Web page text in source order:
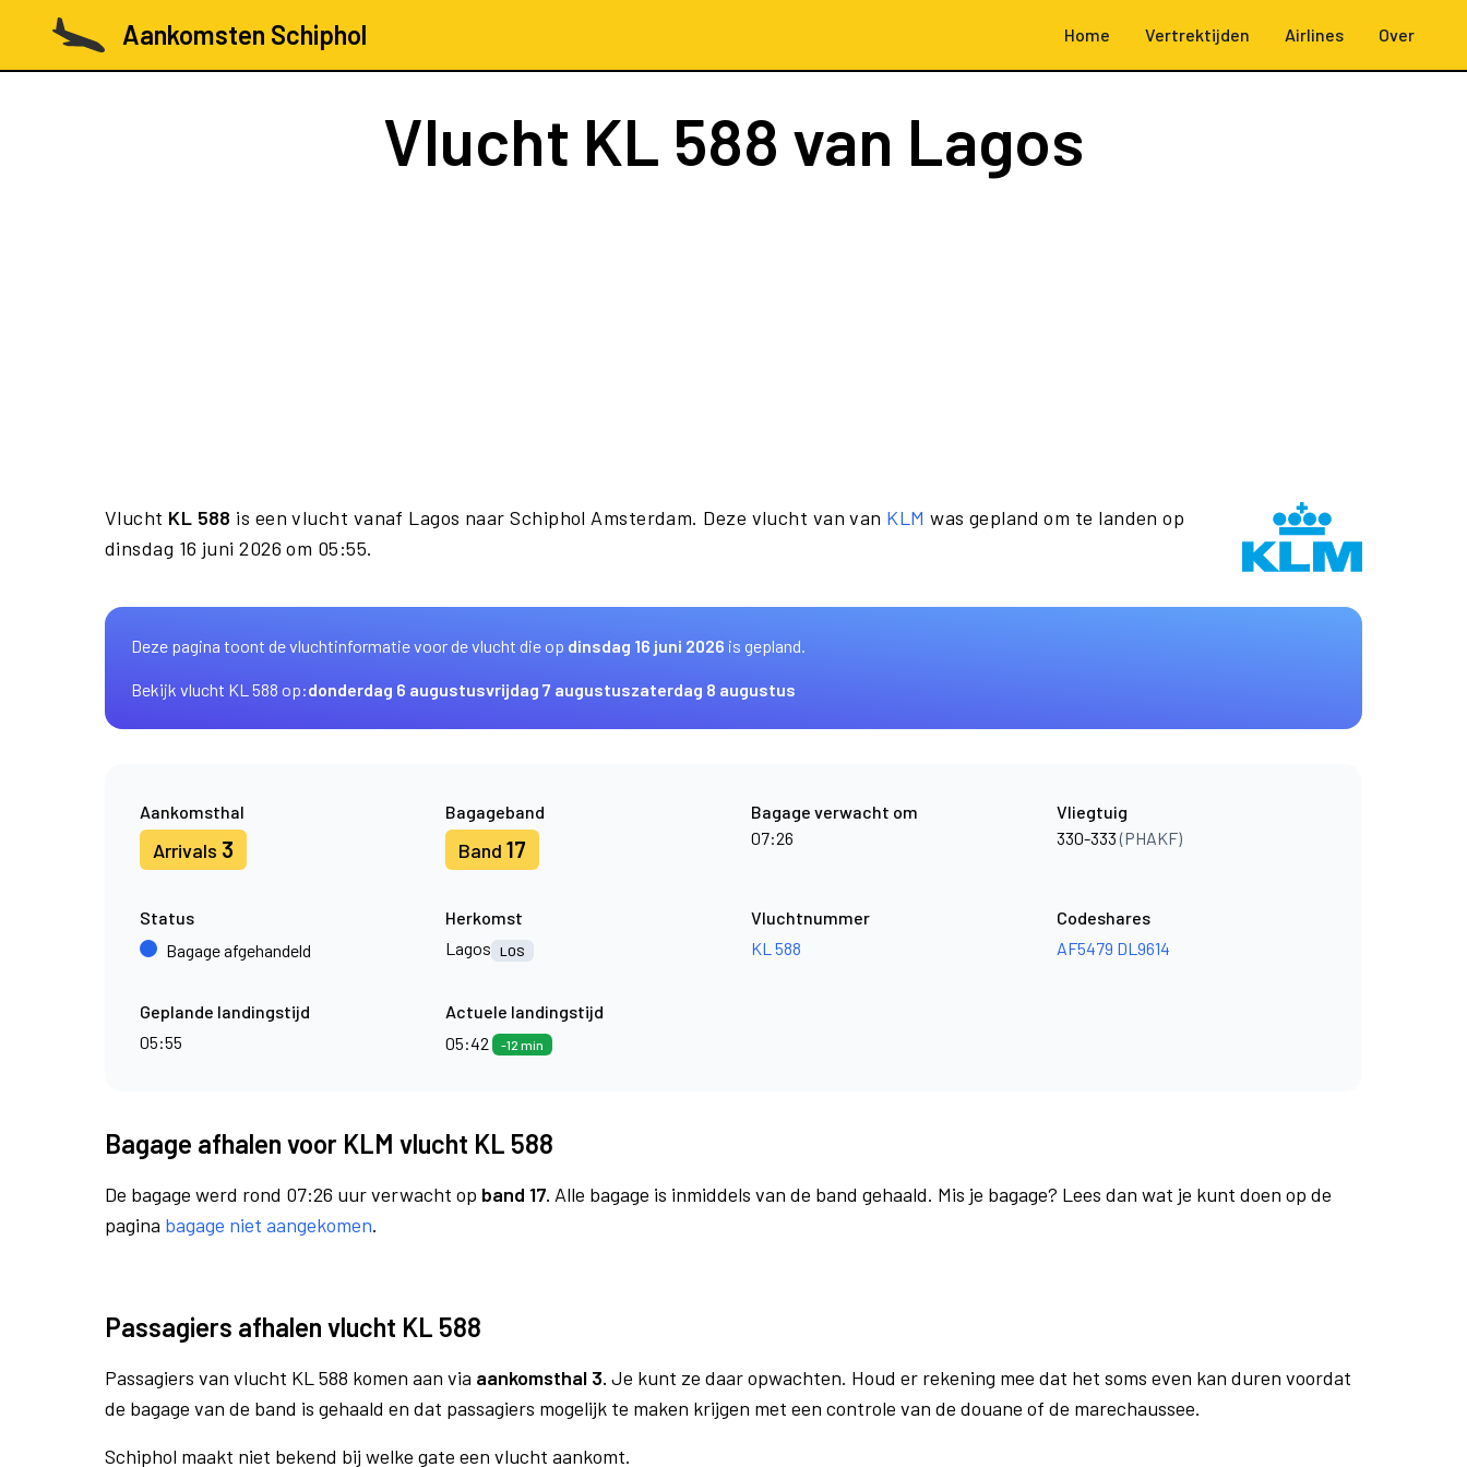
Aankomsten Schiphol Home Vertrektijden Airlines Over
Vlucht KL 588 van Lagos
Vlucht KL 588 is een vlucht vanaf Lagos naar Schiphol Amsterdam. Deze vlucht van van KLM was gepland om te landen op
dinsdag 16 juni 2026 om 05:55.
Deze pagina toont de vluchtinformatie voor de vlucht die op dinsdag 16 juni 2026 is gepland.
Bekijk vlucht KL 588 op:donderdag 6 augustusvrijdag 7 augustuszaterdag 8 augustus
Aankomsthal
Arrivals 3
Bagageband
Band 17
Bagage verwacht om
07:26
Vliegtuig
330-333(PHAKF)
Status
Bagage afgehandeld
Herkomst
Lagos
LOS
Vluchtnummer
KL 588
Codeshares
AF5479 DL9614
Geplande landingstijd
05:55
Actuele landingstijd
05:42
-12 min
Bagage afhalen voor KLM vlucht KL 588
De bagage werd rond 07:26 uur verwacht op band 17. Alle bagage is inmiddels van de band gehaald. Mis je bagage? Lees dan wat je kunt doen op de
pagina bagage niet aangekomen.
Passagiers afhalen vlucht KL 588
Passagiers van vlucht KL 588 komen aan via aankomsthal 3. Je kunt ze daar opwachten. Houd er rekening mee dat het soms even kan duren voordat
de bagage van de band is gehaald en dat passagiers mogelijk te maken krijgen met een controle van de douane of de marechaussee.
Schiphol maakt niet bekend bij welke gate een vlucht aankomt.